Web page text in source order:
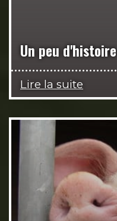
Un peu d'histoire
Lire la suite